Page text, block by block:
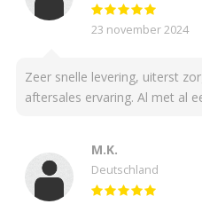
23 november 2024
Zeer snelle levering, uiterst
aftersales ervaring. Al met al
M.K.
Deutschland